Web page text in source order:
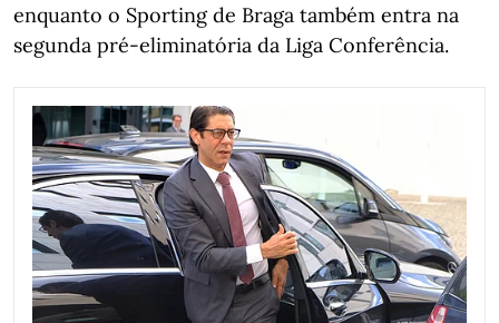
enquanto o Sporting de Braga também entra na
segunda pré-eliminatória da Liga Conferência.